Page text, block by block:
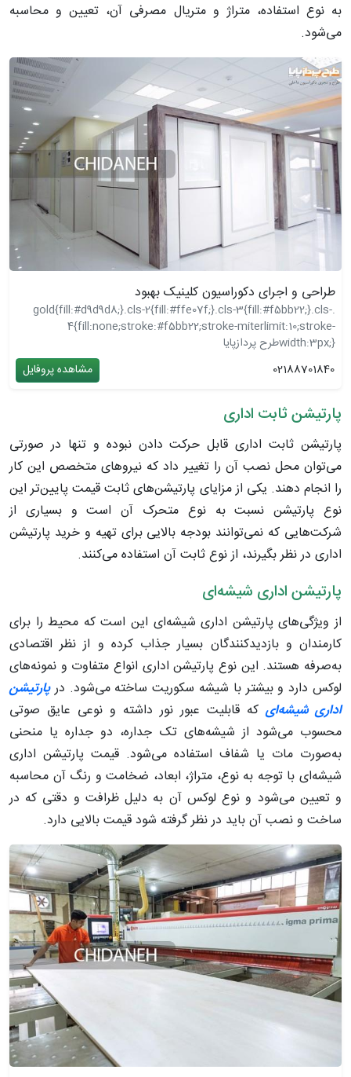
به نوع استفاده، متراژ و متریال مصرفی آن، تعیین و محاسبه
می‌شود.
طراحی و اجرای دکوراسیون کلینیک بهبود
.gold{fill:#d9d9d8;}.cls-2{fill:#ffe07f;}.cls-3{fill:#f5bb22;}.cls-
4{fill:none;stroke:#f5bb22;stroke-miterlimit:10;stroke-
width:3px;}طرح پردازپایا
02188701840
مشاهده پروفایل
پارتیشن ثابت اداری
پارتیشن ثابت اداری قابل حرکت دادن نبوده و تنها در صورتی
می‌توان محل نصب آن را تغییر داد که نیروهای متخصص این کار
را انجام دهند. یکی از مزایای پارتیشن‌های ثابت قیمت پایین‌تر این
نوع پارتیشن نسبت به نوع متحرک آن است و بسیاری از
شرکت‌هایی که نمی‌توانند بودجه بالایی برای تهیه و خرید پارتیشن
اداری در نظر بگیرند، از نوع ثابت آن استفاده می‌کنند.
پارتیشن اداری شیشه‌ای
از ویژگی‌های پارتیشن اداری شیشه‌ای این است که محیط را برای
کارمندان و بازدیدکنندگان بسیار جذاب کرده و از نظر اقتصادی
به‌صرفه هستند. این نوع پارتیشن اداری انواع متفاوت و نمونه‌های
لوکس دارد و بیشتر با شیشه سکوریت ساخته می‌شود. درپارتیشن
اداری شیشه‌ایکه قابلیت عبور نور داشته و نوعی عایق صوتی
محسوب می‌شود از شیشه‌های تک جداره، دو جداره یا منحنی
به‌صورت مات یا شفاف استفاده می‌شود. قیمت پارتیشن اداری
شیشه‌ای با توجه به نوع، متراژ، ابعاد، ضخامت و رنگ آن محاسبه
و تعیین می‌شود و نوع لوکس آن به دلیل ظرافت و دقتی که در
ساخت و نصب آن‌ باید در نظر گرفته شود قیمت بالایی دارد.